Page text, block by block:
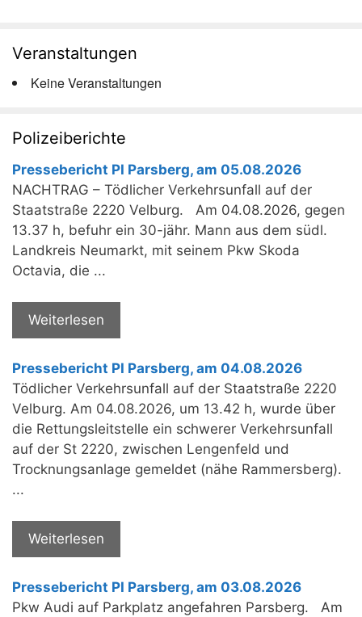
Veranstaltungen
Keine Veranstaltungen
Polizeiberichte
Pressebericht PI Parsberg, am 05.08.2026
NACHTRAG – Tödlicher Verkehrsunfall auf der
Staatstraße 2220 Velburg. Am 04.08.2026, gegen
13.37 h, befuhr ein 30-jähr. Mann aus dem südl.
Landkreis Neumarkt, mit seinem Pkw Skoda
Octavia, die ...
Weiterlesen
Pressebericht PI Parsberg, am 04.08.2026
Tödlicher Verkehrsunfall auf der Staatstraße 2220
Velburg. Am 04.08.2026, um 13.42 h, wurde über
die Rettungsleitstelle ein schwerer Verkehrsunfall
auf der St 2220, zwischen Lengenfeld und
Trocknungsanlage gemeldet (nähe Rammersberg).
...
Weiterlesen
Pressebericht PI Parsberg, am 03.08.2026
Pkw Audi auf Parkplatz angefahren Parsberg. Am